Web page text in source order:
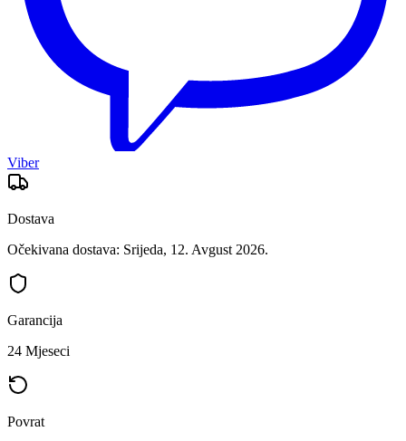
Viber
Dostava
Očekivana dostava: Srijeda, 12. Avgust 2026.
Garancija
24 Mjeseci
Povrat